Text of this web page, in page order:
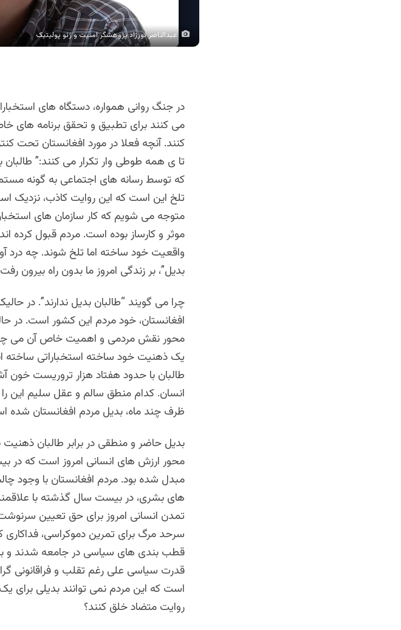
عبدالناصر نورزاد پژوهشگر امنیت و ژئو پولیتیک
در جنگ روانی همواره، دستگاه های
می کنند برای تطبیق و تحقق برنامه های
کنند. آنچه فعلا در مورد افغانستان تحت
تا ی همه طوطی وار تکرار می کنند:”
که توسط رسانه های اجتماعی به گونه
تلخ این است که این روایت کاذب،
متوجه می شویم که کار سازمان های
موثر و کارساز بوده است. مردم قبول کرده
واقعیت خود ساخته اما تلخ شوند. چه درد
بدیل”، بر زندگی امروز ما بدون راه بیرون
چرا می گویند “طالبان بدیل ندارند”. در
افغانستان، خود مردم این کشور است. در
محور نقش مردمی و اهمیت خاص آن می
یک ذهنیت خود ساخته استخباراتی ساخته
طالبان با حدود هفتاد هزار تروریست خون
انسان. کدام منطق سالم و عقل سلیم این
ظرف چند ماه، بدیل مردم افغانستان شده
بدیل حاضر و منطقی در برابر طالبان
محور ارزش های انسانی امروز است که در
مبدل شده بود. مردم افغانستان با وجود
های بشری، در بیست سال گذشته با
تمدن انسانی امروز برای حق تعیین
سرحد مرگ برای تمرین دموکراسی، فداکاری
قطب بندی های سیاسی در جامعه شدند و
قدرت سیاسی علی رغم تقلب و فراقانونی
است که این مردم نمی توانند بدیلی برای
روایت متضاد خلق کنند؟